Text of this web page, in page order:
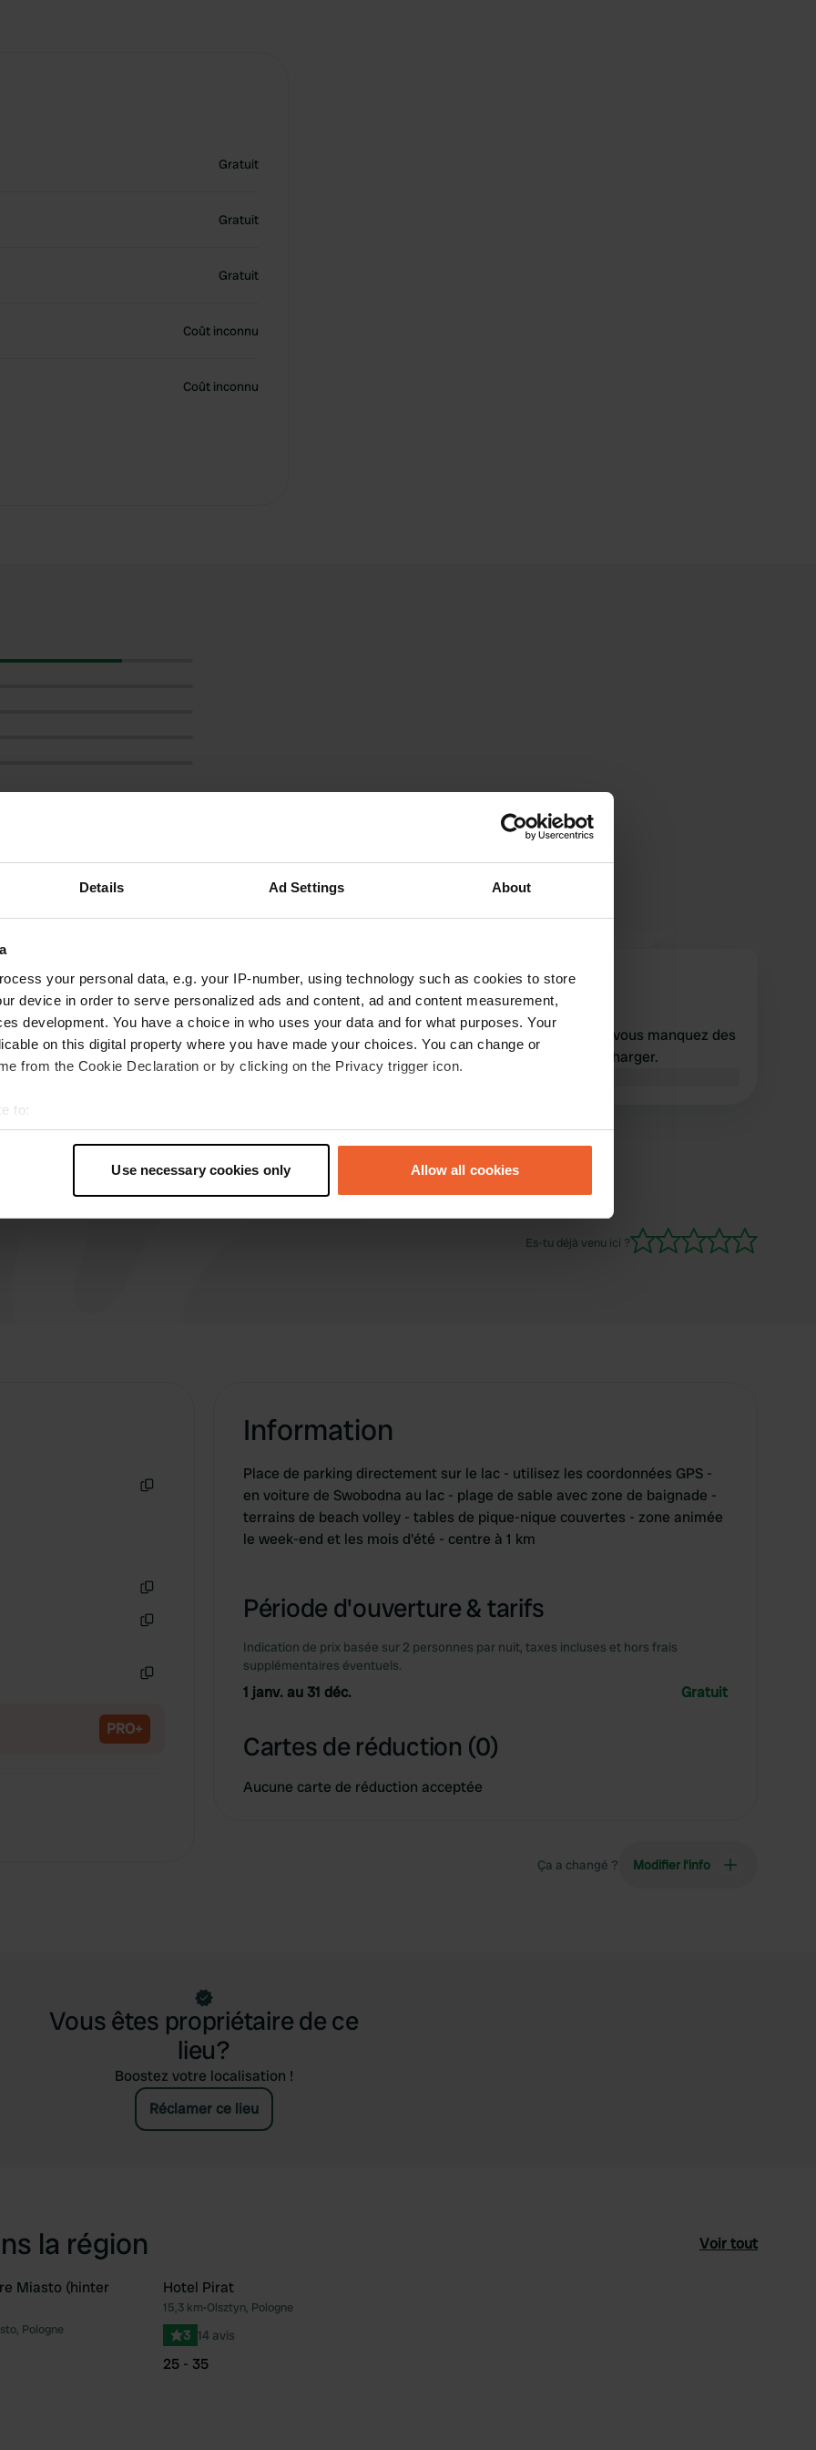
Details Ad Settings About
your personal data, e.g. your IP-number, using technology such as cookies to store
device in order to serve personalized ads and content, ad and content measurement,
development. You have a choice in who uses your data and for what purposes. Your
on this digital property where you have made your choices. You can change or
from the Cookie Declaration or by clicking on the Privacy trigger icon.
to:
geographical location which can be accurate to within several meters
personal data is processed and set your preferences in the
our site with our social media, advertising and analytics partners who may combine it with
Use necessary cookies only Allow all cookies
Gratuit
Gratuit
Gratuit
Coût inconnu
Coût inconnu
avis
M MargaretenRuud
mai 2024
Bel emplacement à proximité d'un grand lac,
avec 3 emplacements délimités pour camping-
cars. Il y a des toilettes dans le bâtiment. Sur le
étaient fermées. En journée jusqu'à environ 23
heures, assez occupé avec les locaux, puis
lire la suite
Traduit par GoogleAfficher l'original
w wald-willi
août 2023
Je ne peux rien ajouter. Et si vous manquez des
photos, vous pouvez en télécharger.
Es-tu déjà venu ici ?
PRO+
Information
Place de parking directement sur le lac - utilisez les coordonnées GPS -
en voiture de Swobodna au lac - plage de sable avec zone de baignade -
terrains de beach volley - tables de pique-nique couvertes - zone animée
le week-end et les mois d'été - centre à 1 km
Période d'ouverture & tarifs
Indication de prix basée sur 2 personnes par nuit, taxes incluses et hors frais
supplémentaires éventuels.
1 janv. au 31 déc. Gratuit
Cartes de réduction (0)
Aucune carte de réduction acceptée
Ça a changé ? Modifier l’info
Vous êtes propriétaire de ce
lieu?
Boostez votre localisation !
Réclamer ce lieu
la région Voir tout
Préféré
Miasto (hinter
Pologne
Hotel Pirat
15,3 km•Olsztyn, Pologne
3 14 avis
25 - 35